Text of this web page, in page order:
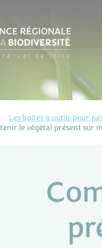
Les boites à outils pour
le végétal présent sur